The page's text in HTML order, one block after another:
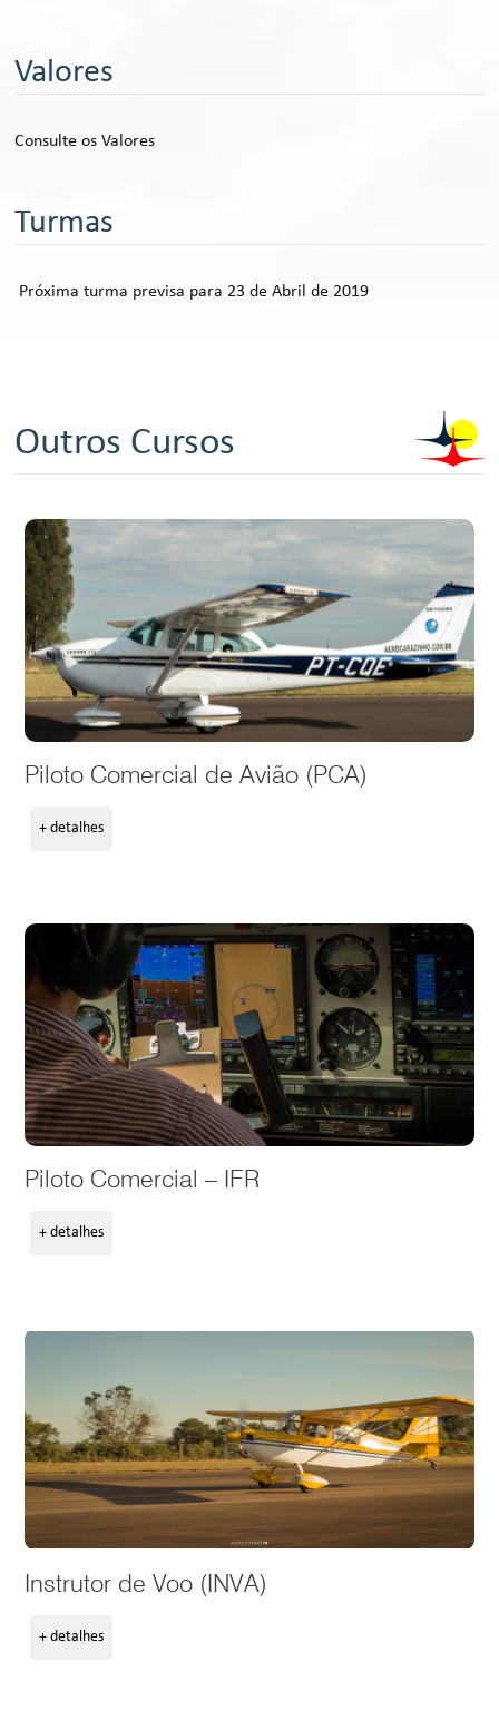
Valores
Consulte os Valores
Turmas
Próxima turma previsa para 23 de Abril de 2019
Outros Cursos
Piloto Comercial de Avião (PCA)
+ detalhes
Piloto Comercial – IFR
+ detalhes
Instrutor de Voo (INVA)
+ detalhes